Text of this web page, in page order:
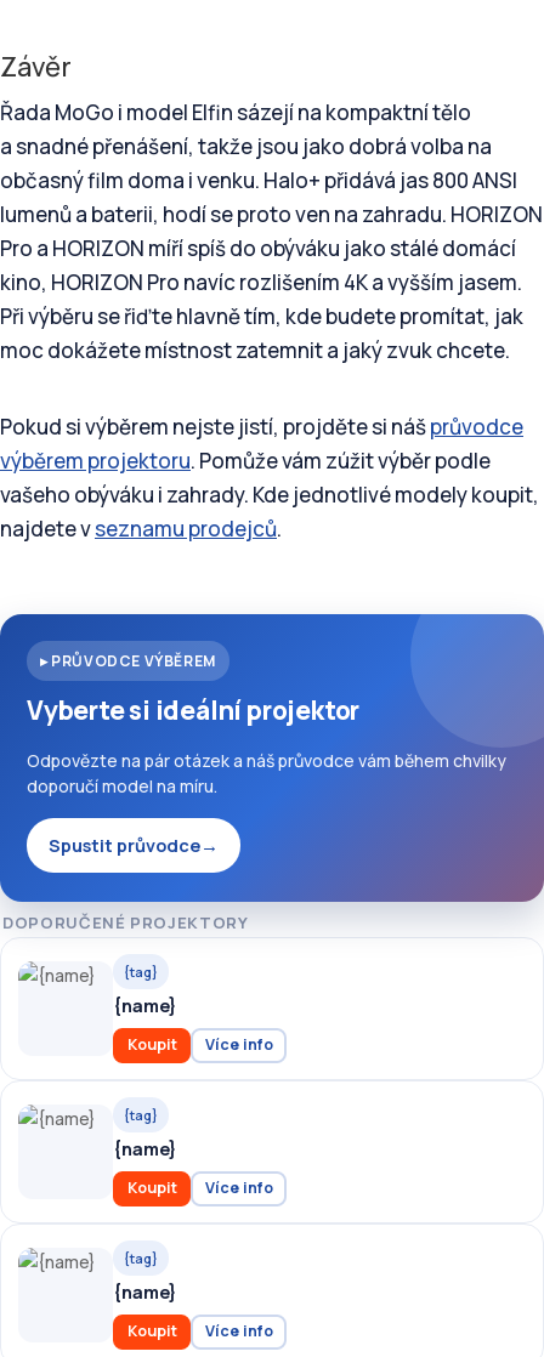
Závěr
Řada MoGo i model Elfin sázejí na kompaktní tělo
a snadné přenášení, takže jsou jako dobrá volba na
občasný film doma i venku. Halo+ přidává jas 800 ANSI
lumenů a baterii, hodí se proto ven na zahradu. HORIZON
Pro a HORIZON míří spíš do obýváku jako stálé domácí
kino, HORIZON Pro navíc rozlišením 4K a vyšším jasem.
Při výběru se řiďte hlavně tím, kde budete promítat, jak
moc dokážete místnost zatemnit a jaký zvuk chcete.
Pokud si výběrem nejste jistí, projděte si nášprůvodce
výběrem projektoru. Pomůže vám zúžit výběr podle
vašeho obýváku i zahrady. Kde jednotlivé modely koupit,
najdete vseznamu prodejců.
▸ PRŮVODCE VÝBĚREM
Vyberte si ideální projektor
Odpovězte na pár otázek a náš průvodce vám během chvilky
doporučí model na míru.
Spustit průvodce→
DOPORUČENÉ PROJEKTORY
{tag}
{name}
Koupit Více info
{tag}
{name}
Koupit Více info
{tag}
{name}
Koupit Více info